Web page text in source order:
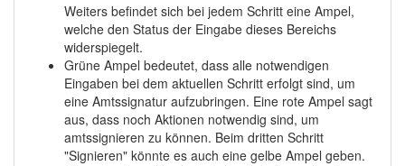
Weiters befindet sich bei jedem Schritt eine Ampel,
welche den Status der Eingabe dieses Bereichs
widerspiegelt.
Grüne Ampel bedeutet, dass alle notwendigen
Eingaben bei dem aktuellen Schritt erfolgt sind, um
eine Amtssignatur aufzubringen. Eine rote Ampel sagt
aus, dass noch Aktionen notwendig sind, um
amtssignieren zu können. Beim dritten Schritt
"Signieren" könnte es auch eine gelbe Ampel geben.